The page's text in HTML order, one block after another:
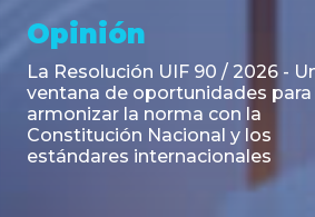
Asesoramiento y
Transacciones
Emisión de Obligaciones
Negociables Clase E de Central
Puerto S.A. por un Valor Nominal
de U$S 98.897.303